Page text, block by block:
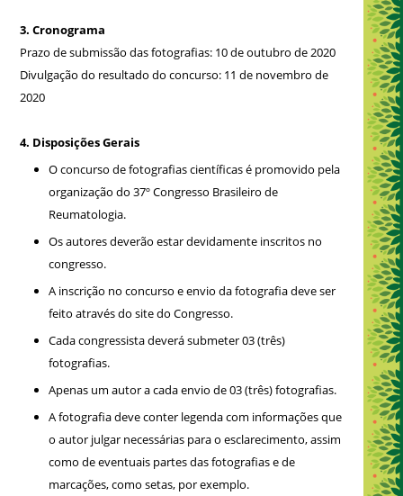
3. Cronograma
Prazo de submissão das fotografias: 10 de outubro de 2020
Divulgação do resultado do concurso: 11 de novembro de
2020
4. Disposições Gerais
O concurso de fotografias científicas é promovido pela
organização do 37º Congresso Brasileiro de
Reumatologia.
Os autores deverão estar devidamente inscritos no
congresso.
A inscrição no concurso e envio da fotografia deve ser
feito através do site do Congresso.
Cada congressista deverá submeter 03 (três)
fotografias.
Apenas um autor a cada envio de 03 (três) fotografias.
A fotografia deve conter legenda com informações que
o autor julgar necessárias para o esclarecimento, assim
como de eventuais partes das fotografias e de
marcações, como setas, por exemplo.